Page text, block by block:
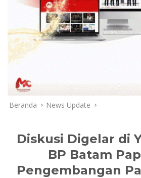
Beranda News Update
Diskusi Digelar di
BP Batam
Pengembangan